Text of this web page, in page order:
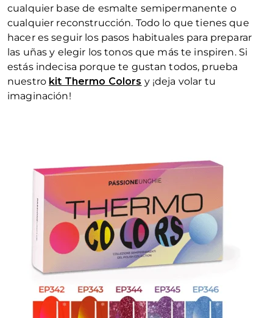
cualquier base de esmalte semipermanente o
cualquier reconstrucción. Todo lo que tienes que
hacer es seguir los pasos habituales para preparar
las uñas y elegir los tonos que más te inspiren. Si
estás indecisa porque te gustan todos, prueba
nuestro kit Thermo Colors y ¡deja volar tu
imaginación!